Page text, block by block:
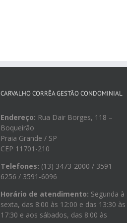
CARVALHO CORRÊA GESTÃO CONDOMINIAL
Endereço: Rua Dair Borges, 118 –
Boqueirão
Praia Grande / SP
CEP 11701-210
Telefones: (13) 3473-2000 / 3591-
6256 / 3591-6096
Horário de atendimento: Segunda à
sexta, das 8:00 às 12:00 e das 13:30 às
17:30 e aos sábados, das 8:00 às